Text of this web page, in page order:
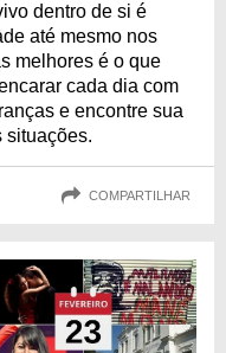
dentro de si é
até mesmo nos
melhores é o que
cada dia com
e encontre sua
situações.
COMPARTILHAR